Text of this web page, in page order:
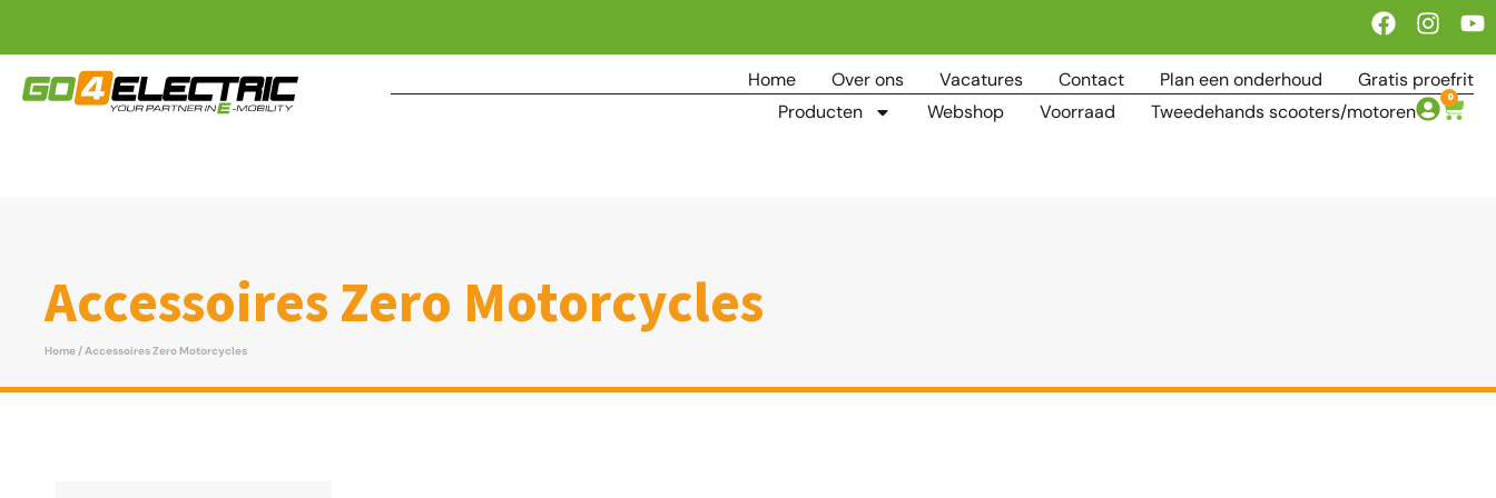
Home Over ons Vacatures Contact Plan een onderhoud
Gratis proefrit
Producten
Webshop Voorraad Tweedehands scooters/motoren
0
Accessoires Zero Motorcycles
Home/ Accessoires Zero Motorcycles